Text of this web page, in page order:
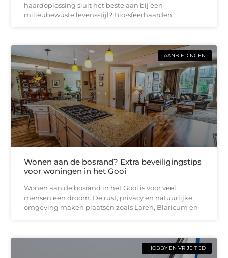
haardoplossing sluit het beste aan bij een
milieubewuste levensstijl? Bio-sfeerhaarden
AANBIEDINGEN
Wonen aan de bosrand? Extra beveiligingstips
voor woningen in het Gooi
Wonen aan de bosrand in het Gooi is voor veel
mensen een droom. De rust, privacy en natuurlijke
omgeving maken plaatsen zoals Laren, Blaricum en
HOBBY EN VRIJE TIJD